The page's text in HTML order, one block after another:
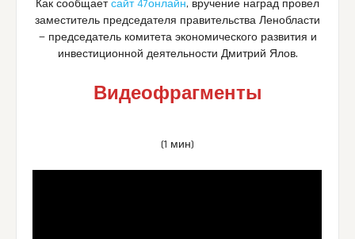
Как сообщаетсайт 47онлайн, вручение наград провел
заместитель председателя правительства Ленобласти
— председатель комитета экономического развития и
инвестиционной деятельности Дмитрий Ялов.
Видеофрагменты
(1 мин)